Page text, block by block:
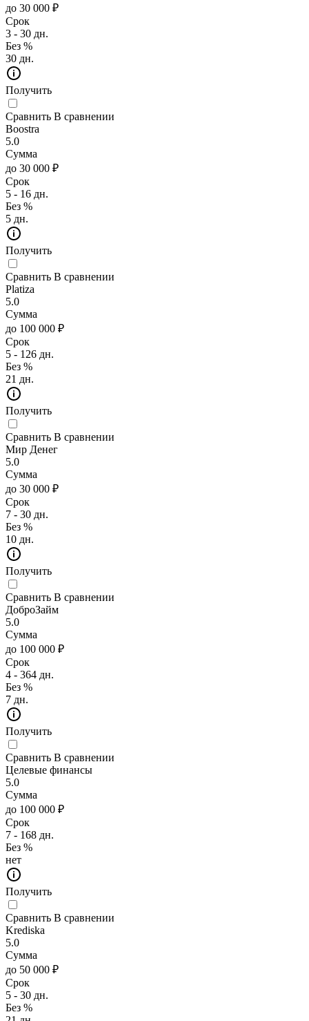
до 30 000 ₽
Срок
3 - 30 дн.
Без %
30 дн.
Получить
Сравнить В сравнении
Boostra
5.0
Сумма
до 30 000 ₽
Срок
5 - 16 дн.
Без %
5 дн.
Получить
Сравнить В сравнении
Platiza
5.0
Сумма
до 100 000 ₽
Срок
5 - 126 дн.
Без %
21 дн.
Получить
Сравнить В сравнении
Мир Денег
5.0
Сумма
до 30 000 ₽
Срок
7 - 30 дн.
Без %
10 дн.
Получить
Сравнить В сравнении
ДоброЗайм
5.0
Сумма
до 100 000 ₽
Срок
4 - 364 дн.
Без %
7 дн.
Получить
Сравнить В сравнении
Целевые финансы
5.0
Сумма
до 100 000 ₽
Срок
7 - 168 дн.
Без %
нет
Получить
Сравнить В сравнении
Krediska
5.0
Сумма
до 50 000 ₽
Срок
5 - 30 дн.
Без %